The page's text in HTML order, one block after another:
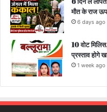
मौत के राज
6 days ago
10 वोट
प्रस्ताव होगे
1 week ago